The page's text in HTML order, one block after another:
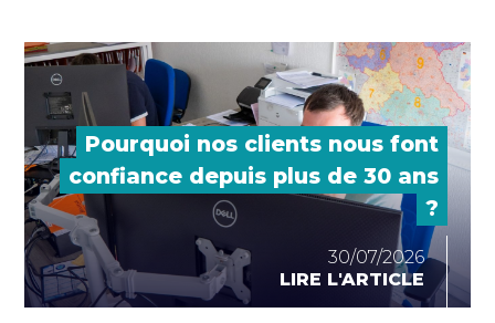
Pourquoi nos clients nous font
confiance depuis plus de 30 ans
?
30/07/2026
LIRE L'ARTICLE